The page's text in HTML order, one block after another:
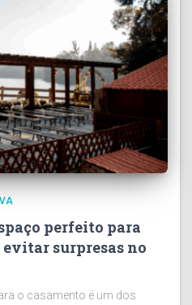
perfeito para
evitar surpresas no
o casamento é um dos